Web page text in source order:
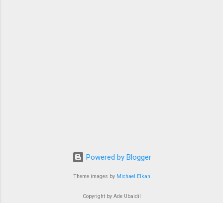
Powered by Blogger
Theme images by Michael Elkan
Copyright by Ade Ubaidil